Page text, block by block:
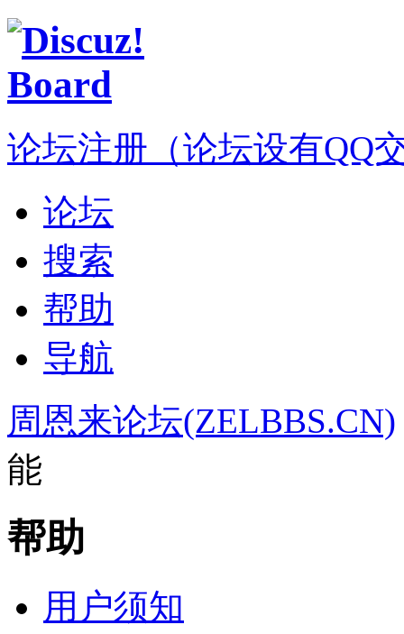
论坛注册（论坛设有QQ
论坛
搜索
帮助
导航
周恩来论坛(ZELBBS.CN)
能
帮助
用户须知